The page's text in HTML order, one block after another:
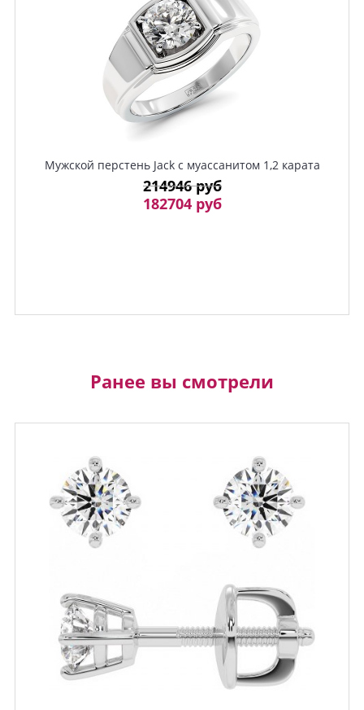
Мужской перстень Jack с муассанитом 1,2 карата
214946 руб
182704 руб
Ранее вы смотрели